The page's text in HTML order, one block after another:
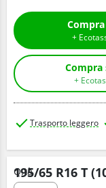
Trasporto leggero
195/65 R16 T
Q.tà